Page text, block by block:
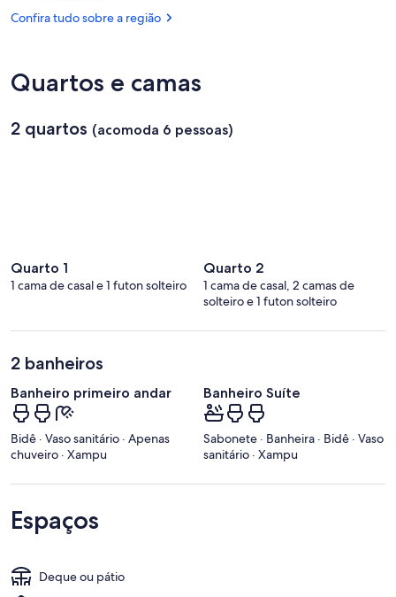
Alves
Janeiro
Antonio
Int.)
Confira tudo sobre a região
Quartos e camas
2 quartos (acomoda 6 pessoas)
Quarto 1
1 cama de casal e 1 futon solteiro
Quarto 2
1 cama de casal, 2 camas de
solteiro e 1 futon solteiro
2 banheiros
Banheiro primeiro andar
Bidê · Vaso sanitário · Apenas
chuveiro · Xampu
Banheiro Suíte
Sabonete · Banheira · Bidê · Vaso
sanitário · Xampu
Espaços
Deque ou pátio